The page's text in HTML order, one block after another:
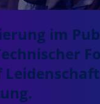
im